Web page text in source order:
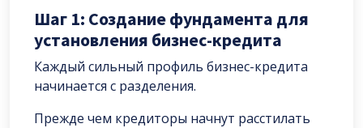
Шаг 1: Создание фундамента для
установления бизнес-кредита
Каждый сильный профиль бизнес-кредита
начинается с разделения.
Прежде чем кредиторы начнут расстилать